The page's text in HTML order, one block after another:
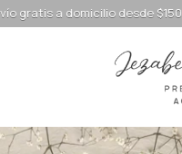
domicilio desde $150.000